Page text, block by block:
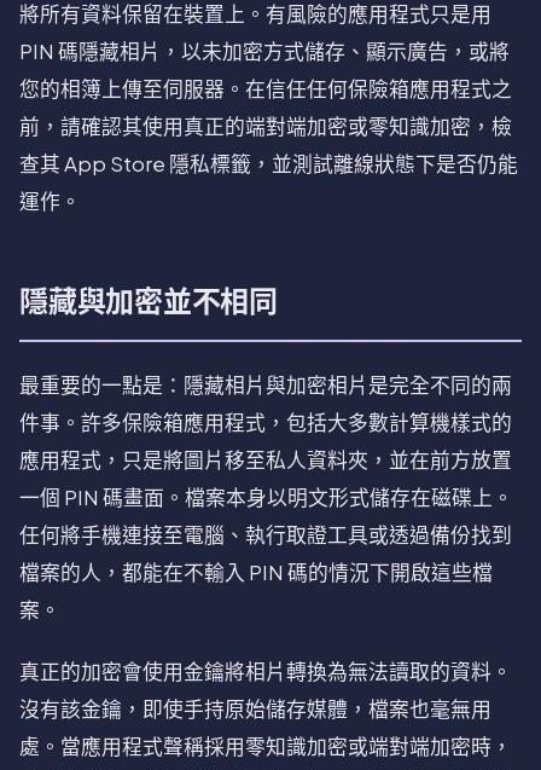
將所有資料保留在裝置上。有風險的應用程式只是用
PIN 碼隱藏相片，以未加密方式儲存、顯示廣告，或將
您的相簿上傳至伺服器。在信任任何保險箱應用程式之
前，請確認其使用真正的端對端加密或零知識加密，檢
查其 App Store 隱私標籤，並測試離線狀態下是否仍能
運作。
隱藏與加密並不相同
最重要的一點是：隱藏相片與加密相片是完全不同的兩
件事。許多保險箱應用程式，包括大多數計算機樣式的
應用程式，只是將圖片移至私人資料夾，並在前方放置
一個 PIN 碼畫面。檔案本身以明文形式儲存在磁碟上。
任何將手機連接至電腦、執行取證工具或透過備份找到
檔案的人，都能在不輸入 PIN 碼的情況下開啟這些檔
案。
真正的加密會使用金鑰將相片轉換為無法讀取的資料。
沒有該金鑰，即使手持原始儲存媒體，檔案也毫無用
處。當應用程式聲稱採用零知識加密或端對端加密時，